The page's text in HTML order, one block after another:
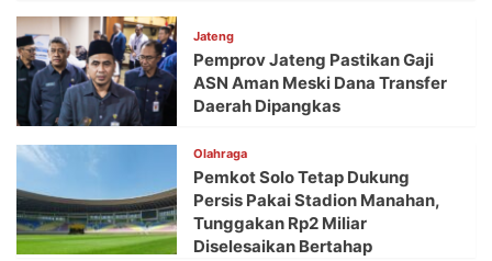
Jateng
Pemprov Jateng Pastikan Gaji
ASN Aman Meski Dana Transfer
Daerah Dipangkas
Olahraga
Pemkot Solo Tetap Dukung
Persis Pakai Stadion Manahan,
Tunggakan Rp2 Miliar
Diselesaikan Bertahap